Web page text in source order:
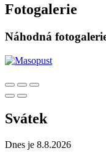
Fotogalerie
Náhodná
Svátek
Dnes je 8.8.2026